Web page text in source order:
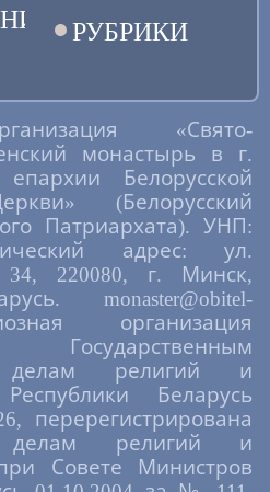
РУБРИКИ
«Свято-
монастырь в г.
Белорусской
(Белорусский
Патриархата). УНП:
адрес: ул.
34, 220080, г. Минск,
monaster@obitel-
организация
Государственным
религий и
Беларусь
перерегистрирована
делам религий и
Совете Министров